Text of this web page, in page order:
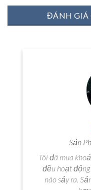
ĐÁNH GIÁ
Sản
Tôi đã mua
đều hoạt
nào sảy ra.